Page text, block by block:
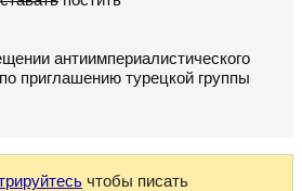
антиимпериалистического
приглашению турецкой группы
чтобы писать